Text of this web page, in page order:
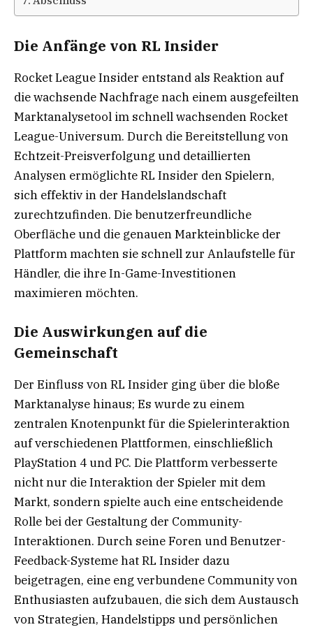
Die Anfänge von RL Insider
Rocket League Insider entstand als Reaktion auf
die wachsende Nachfrage nach einem ausgefeilten
Marktanalysetool im schnell wachsenden Rocket
League-Universum. Durch die Bereitstellung von
Echtzeit-Preisverfolgung und detaillierten
Analysen ermöglichte RL Insider den Spielern,
sich effektiv in der Handelslandschaft
zurechtzufinden. Die benutzerfreundliche
Oberfläche und die genauen Markteinblicke der
Plattform machten sie schnell zur Anlaufstelle für
Händler, die ihre In-Game-Investitionen
maximieren möchten.
Die Auswirkungen auf die
Gemeinschaft
Der Einfluss von RL Insider ging über die bloße
Marktanalyse hinaus; Es wurde zu einem
zentralen Knotenpunkt für die Spielerinteraktion
auf verschiedenen Plattformen, einschließlich
PlayStation 4 und PC. Die Plattform verbesserte
nicht nur die Interaktion der Spieler mit dem
Markt, sondern spielte auch eine entscheidende
Rolle bei der Gestaltung der Community-
Interaktionen. Durch seine Foren und Benutzer-
Feedback-Systeme hat RL Insider dazu
beigetragen, eine eng verbundene Community von
Enthusiasten aufzubauen, die sich dem Austausch
von Strategien, Handelstipps und persönlichen